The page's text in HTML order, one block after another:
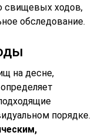
свищевых ходов,
обследование.
на десне,
порядке.